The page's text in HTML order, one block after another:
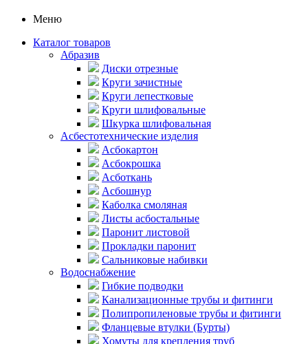
Меню
Каталог товаров
Абразив
Диски отрезные
Круги зачистные
Круги лепестковые
Круги шлифовальные
Шкурка шлифовальная
Асбестотехнические изделия
Асбокартон
Асбокрошка
Асботкань
Асбошнур
Каболка смоляная
Листы асбостальные
Паронит листовой
Прокладки паронит
Сальниковые набивки
Водоснабжение
Гибкие подводки
Канализационные трубы и фитинги
Полипропиленовые трубы и фитинги
Фланцевые втулки (Бурты)
Хомуты для крепления труб